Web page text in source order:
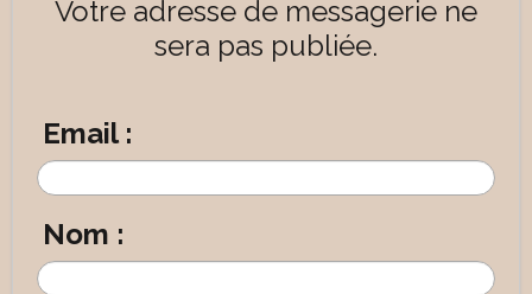
Votre adresse de messagerie ne
sera pas publiée.
Email :
Nom :